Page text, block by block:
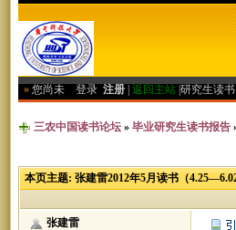
» 您尚未 登录 注册 返回主站 研究生读书
三农中国读书论坛 » 毕业研究生读书报告
本页主题: 张建雷2012年5月读书（4.25—6.02
张建雷